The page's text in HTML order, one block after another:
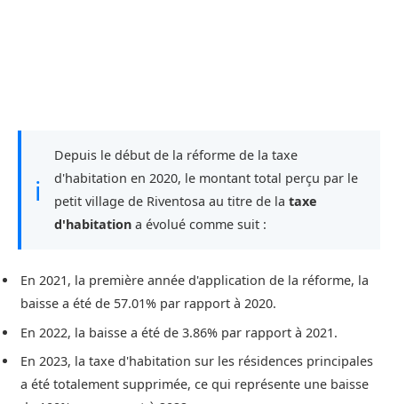
ℹ
Depuis le début de la réforme de la taxe
d'habitation en 2020, le montant total perçu par le
petit village de Riventosa au titre de la taxe
d'habitation a évolué comme suit :
En 2021, la première année d'application de la réforme, la
baisse a été de 57.01% par rapport à 2020.
En 2022, la baisse a été de 3.86% par rapport à 2021.
En 2023, la taxe d'habitation sur les résidences principales
a été totalement supprimée, ce qui représente une baisse